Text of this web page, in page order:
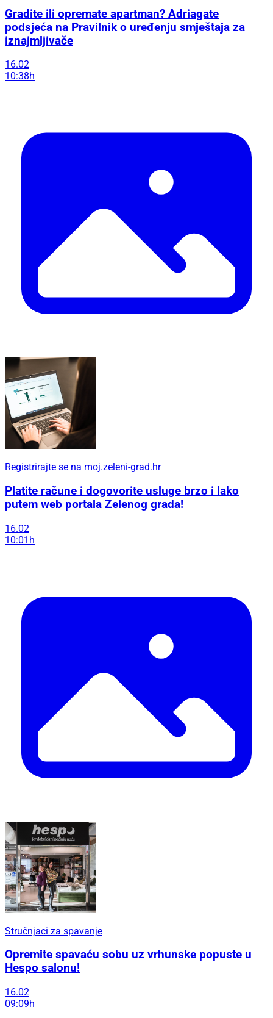
Gradite ili opremate apartman? Adriagate
podsjeća na Pravilnik o uređenju smještaja za
iznajmljivače
16.02
10:38h
Registrirajte se na moj.zeleni-grad.hr
Platite račune i dogovorite usluge brzo i lako
putem web portala Zelenog grada!
16.02
10:01h
Stručnjaci za spavanje
Opremite spavaću sobu uz vrhunske popuste u
Hespo salonu!
16.02
09:09h